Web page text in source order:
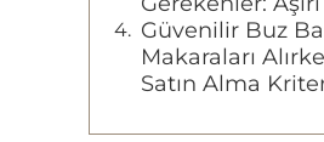
Güvenilir Buz
Makaraları
Satın Alma